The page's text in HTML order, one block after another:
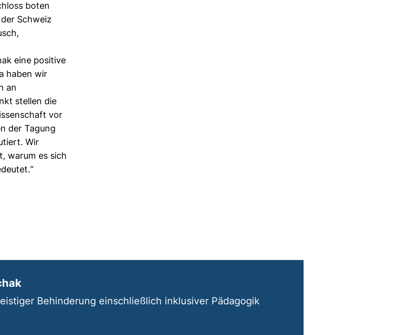
boten
Schweiz
eine positive
haben wir
an
stellen die
vor
der Tagung
Wir
warum es sich
Behinderung einschließlich inklusiver Pädagogik